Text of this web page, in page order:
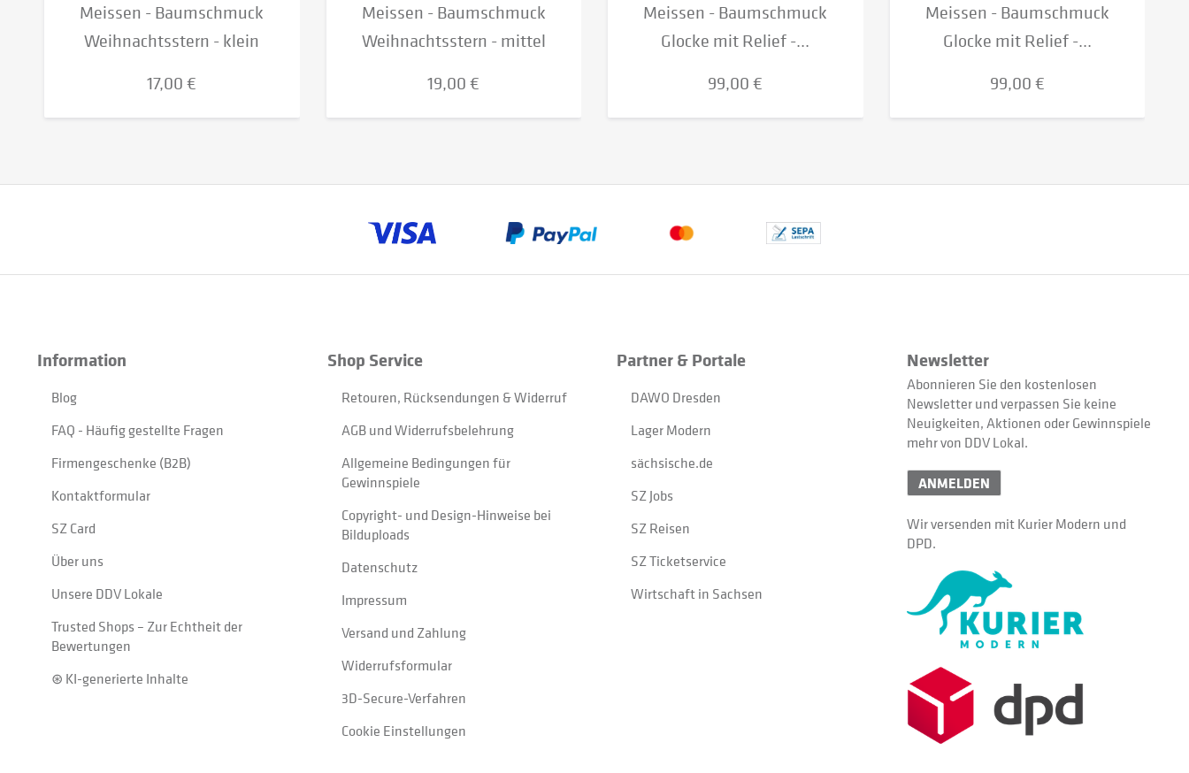
Meissen - Baumschmuck
Weihnachtsstern - klein
17,00 €
Meissen - Baumschmuck
Weihnachtsstern - mittel
19,00 €
Meissen - Baumschmuck
Glocke mit Relief -...
99,00 €
Meissen - Baumschmuck
Glocke mit Relief -...
99,00 €
Information
Blog
FAQ - Häufig gestellte Fragen
Firmengeschenke (B2B)
Kontaktformular
SZ Card
Über uns
Unsere DDV Lokale
Trusted Shops – Zur Echtheit der
Bewertungen
⊛ KI-generierte Inhalte
Shop Service
Retouren, Rücksendungen & Widerruf
AGB und Widerrufsbelehrung
Allgemeine Bedingungen für
Gewinnspiele
Copyright- und Design-Hinweise bei
Bilduploads
Datenschutz
Impressum
Versand und Zahlung
Widerrufsformular
3D-Secure-Verfahren
Cookie Einstellungen
Partner & Portale
DAWO Dresden
Lager Modern
sächsische.de
SZ Jobs
SZ Reisen
SZ Ticketservice
Wirtschaft in Sachsen
Newsletter
Abonnieren Sie den kostenlosen
Newsletter und verpassen Sie keine
Neuigkeiten, Aktionen oder Gewinnspiele
mehr von DDV Lokal.
ANMELDEN
Wir versenden mit Kurier Modern und
DPD.